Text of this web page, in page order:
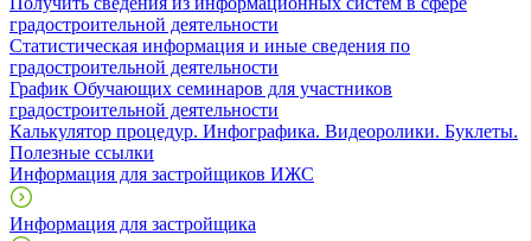
градостроительной деятельности
Статистическая информация и иные сведения по
градостроительной деятельности
График Обучающих семинаров для участников
градостроительной деятельности
Калькулятор процедур. Инфографика. Видеоролики. Буклеты.
Полезные ссылки
Информация для застройщиков ИЖС
Информация для застройщика